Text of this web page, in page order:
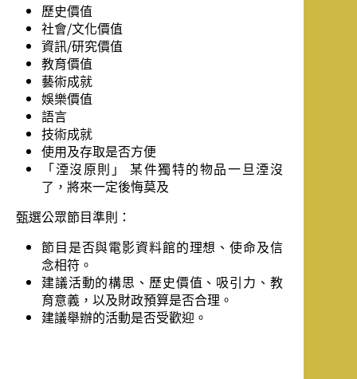
歷史價值
社會/文化價值
資訊/研究價值
教育價值
藝術成就
娛樂價值
語言
技術成就
使用及存取是否方便
「湮沒原則」 某件獨特的物品一旦湮沒
了，將來一定後悔莫及
甄選公眾節目準則：
節目是否與電影資料館的理想、使命及信
念相符。
建議活動的構思、歷史價值、吸引力、教
育意義，以及財政預算是否合理。
建議舉辦的活動是否受歡迎。